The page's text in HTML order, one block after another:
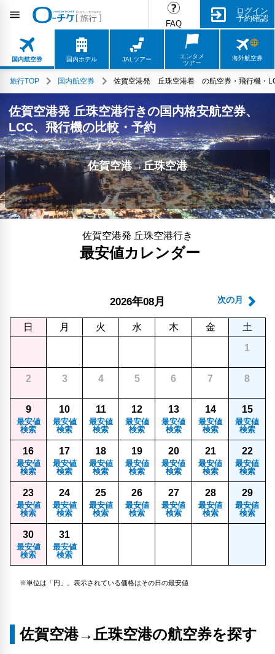
FAQ
ログイン
予約確認
国内航空券 国内ホテル JALツアー
エンタメ
ツアー
海外航空券
旅行TOP 国内航空券 佐賀空港発 丘珠空港着 の航空券・飛行機・
佐賀空港発 丘珠空港行きの国内格安航空券、
LCC、飛行機の比較・予約
佐賀空港→丘珠空港
佐賀空港発 丘珠空港行き
最安値カレンダー
次の月
2026年08月
日 月 火 水 木 金
土
1
2 3 4 5 6 7 8
9
最安値
検索
10
最安値
検索
11
最安値
検索
12
最安値
検索
13
最安値
検索
14
最安値
検索
15
最安値
検索
16
最安値
検索
17
最安値
検索
18
最安値
検索
19
最安値
検索
20
最安値
検索
21
最安値
検索
22
最安値
検索
23
最安値
検索
24
最安値
検索
25
最安値
検索
26
最安値
検索
27
最安値
検索
28
最安値
検索
29
最安値
検索
30
最安値
検索
31
最安値
検索
※単位は「円」。表示されている価格はその日の最安値
佐賀空港→丘珠空港の航空券を探す